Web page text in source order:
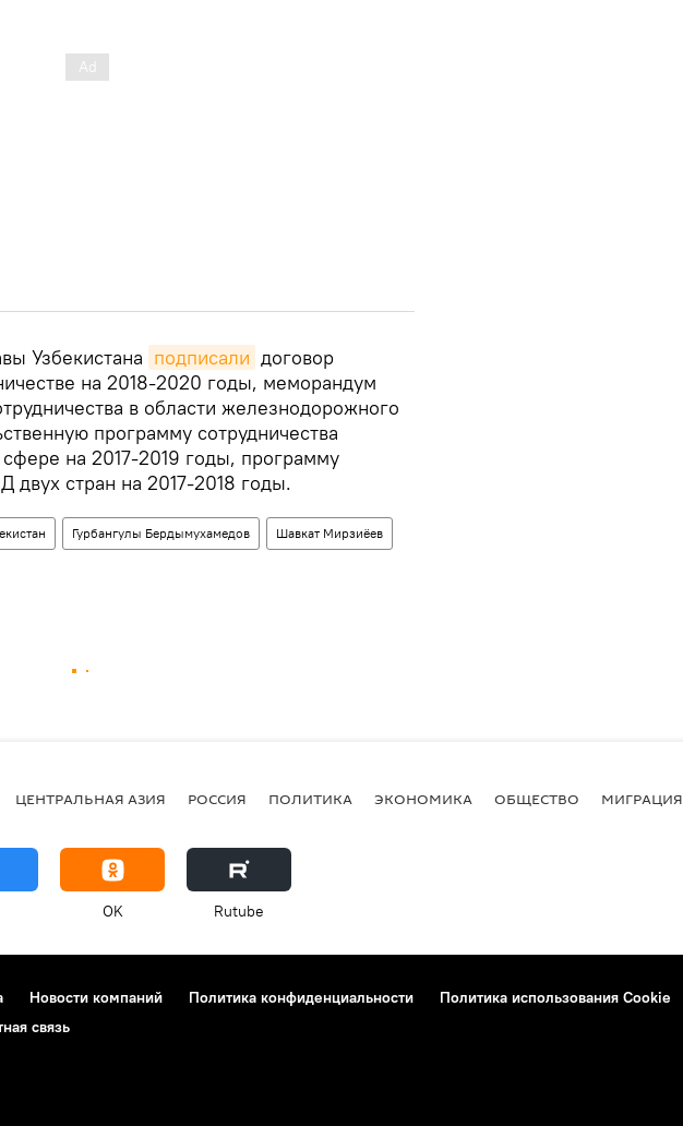
Узбекистана подписали договор
на 2018-2020 годы, меморандум
в области железнодорожного
программу сотрудничества
сфере на 2017-2019 годы, программу
двух стран на 2017-2018 годы.
Гурбангулы Бердымухамедов Шавкат Мирзиёев
ЦЕНТРАЛЬНАЯ АЗИЯ РОССИЯ ПОЛИТИКА ЭКОНОМИКА ОБЩЕСТВО МИГРАЦИЯ
OK Rutube
Новости компаний Политика конфиденциальности
Политика использования Cookie
связь